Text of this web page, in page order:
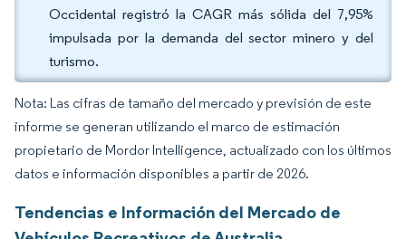
Occidental registró la CAGR más sólida del 7,95%
impulsada por la demanda del sector minero y del
turismo.
Nota: Las cifras de tamaño del mercado y previsión de este
informe se generan utilizando el marco de estimación
propietario de Mordor Intelligence, actualizado con los últimos
datos e información disponibles a partir de 2026.
Tendencias e Información del Mercado de